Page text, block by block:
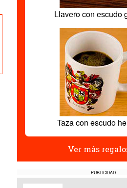
Llavero con escudo
Taza con escudo
Ver más
PUBLICIDAD